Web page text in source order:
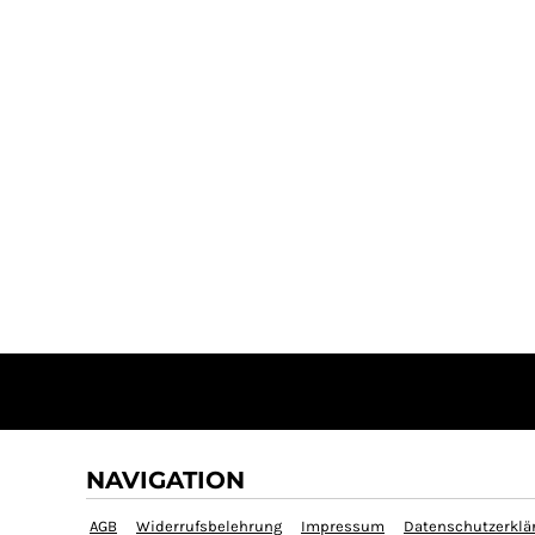
NAVIGATION
AGB Widerrufsbelehrung Impressum